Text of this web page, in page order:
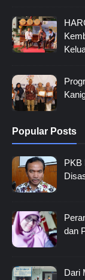
Popular Posts
PKB
dan
Dari